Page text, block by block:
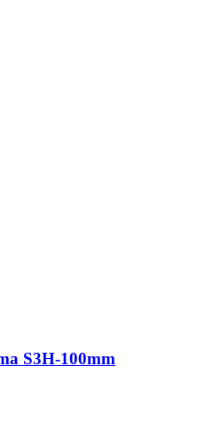
S3H-100mm